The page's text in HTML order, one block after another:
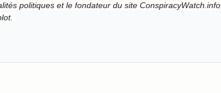
politiques et le fondateur du site ConspiracyWatch.info,